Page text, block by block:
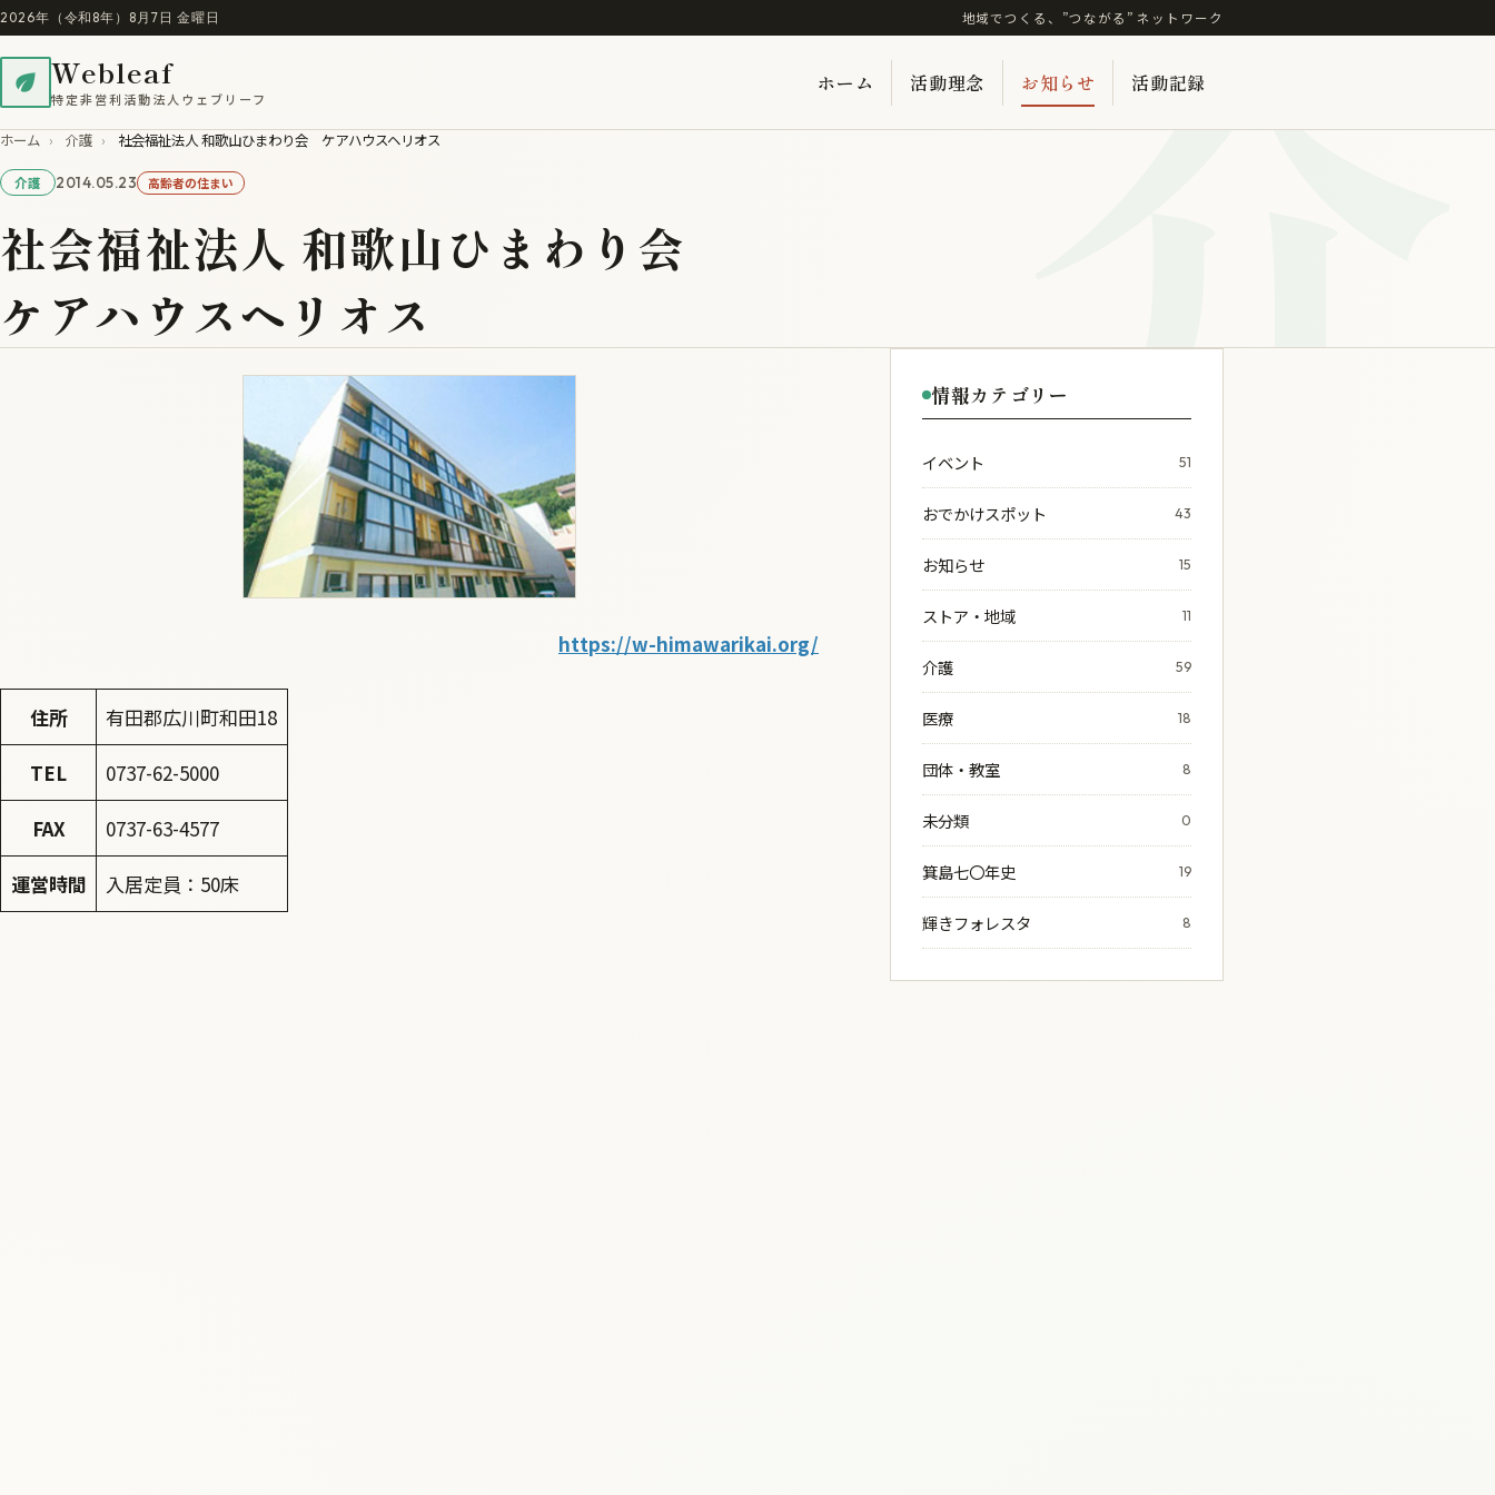
2026年（令和8年）8月7日 金曜日 地域でつくる、”つながる” ネットワーク
Webleaf
特定非営利活動法人ウェブリーフ
ホーム 活動理念 お知らせ 活動記録
介
ホーム › 介護 › 社会福祉法人 和歌山ひまわり会 ケアハウスヘリオス
介護 2014.05.23 高齢者の住まい
社会福祉法人 和歌山ひまわり会
ケアハウスヘリオス
https://w-himawarikai.org/
住所
有田郡広川町和田18
TEL
0737-62-5000
FAX
0737-63-4577
運営時間
入居定員：50床
情報カテゴリー
イベント 51
おでかけスポット 43
お知らせ 15
ストア・地域 11
介護 59
医療 18
団体・教室 8
未分類 0
箕島七〇年史 19
輝きフォレスタ 8